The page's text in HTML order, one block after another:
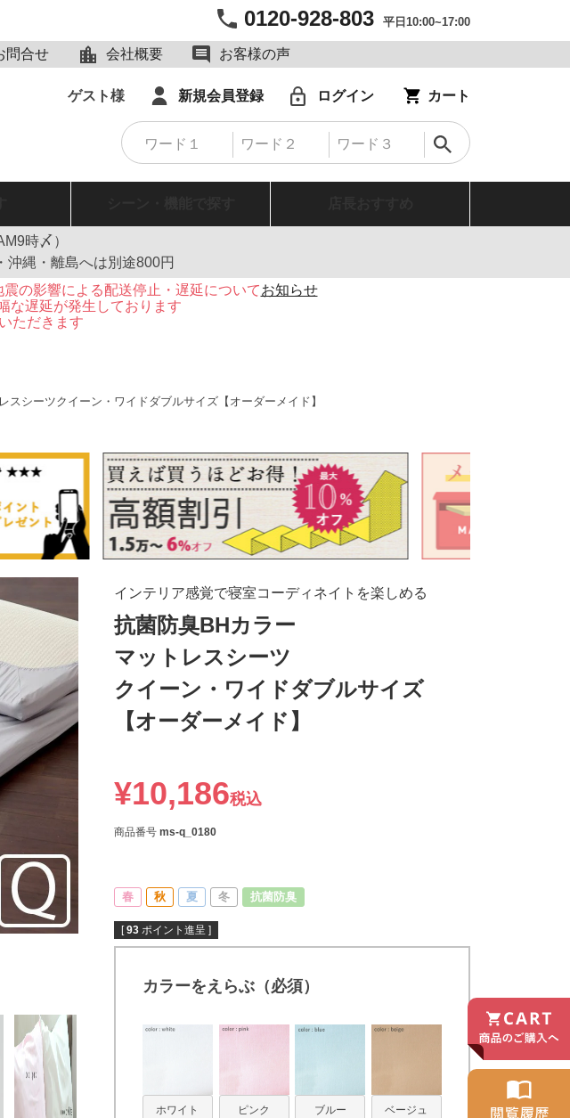
0120-928-803 平日10:00~17:00
問合せ 会社概要 お客様の声
ゲスト様 新規会員登録 ログイン カート
時〆）
沖縄・離島へは別途800円
の影響による配送停止・遅延についてお知らせ
な遅延が発生しております
ただきます
スシーツクイーン・ワイドダブルサイズ【オーダーメイド】
インテリア感覚で寝室コーディネイトを楽しめる
抗菌防臭BHカラー
マットレスシーツ
クイーン・ワイドダブルサイズ
【オーダーメイド】
¥10,186税込
商品番号 ms-q_0180
春 秋 夏 冬 抗菌防臭
[ 93 ポイント進呈 ]
カラーをえらぶ（必須）
ホワイト ピンク ブルー ベージュ